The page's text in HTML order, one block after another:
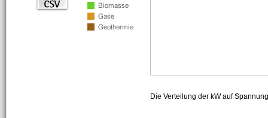
Die Verteilung der kW auf